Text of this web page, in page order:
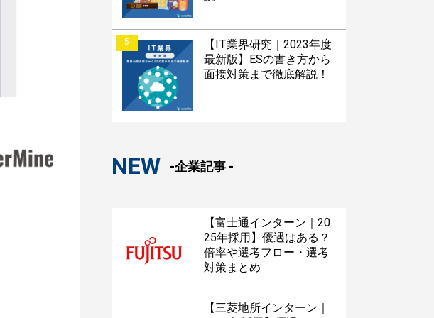
5
【IT業界研究｜2023年度
最新版】ESの書き方から
面接対策まで徹底解説！
NEW -企業記事 -
【富士通インターン｜20
25年採用】優遇はある？
倍率や選考フロー・選考
対策まとめ
【三菱地所インターン｜